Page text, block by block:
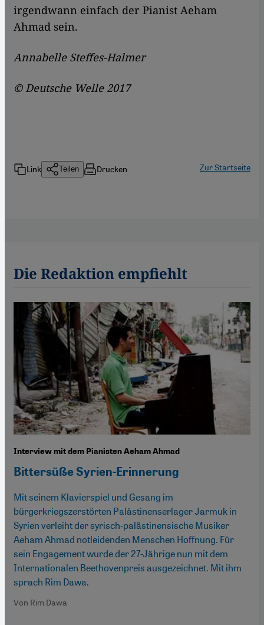
irgendwann einfach der Pianist Aeham
Ahmad sein.
Annabelle Steffes-Halmer
© Deutsche Welle 2017
Link Teilen Drucken Zur Startseite
Die Redaktion empfiehlt
Interview mit dem Pianisten Aeham Ahmad
Bittersüße Syrien-Erinnerung
Mit seinem Klavierspiel und Gesang im
bürgerkriegszerstörten Palästinenserlager Jarmuk in
Syrien verleiht der syrisch-palästinensische Musiker
Aeham Ahmad notleidenden Menschen Hoffnung. Für
sein Engagement wurde der 27-Jährige nun mit dem
Internationalen Beethovenpreis ausgezeichnet. Mit ihm
sprach Rim Dawa.
Von Rim Dawa